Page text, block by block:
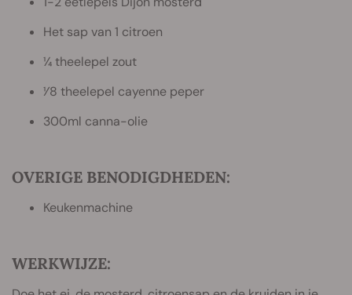
Het sap van 1 citroen
¼ theelepel zout
1⁄8 theelepel cayenne peper
300ml canna-olie
OVERIGE BENODIGDHEDEN:
Keukenmachine
WERKWIJZE: